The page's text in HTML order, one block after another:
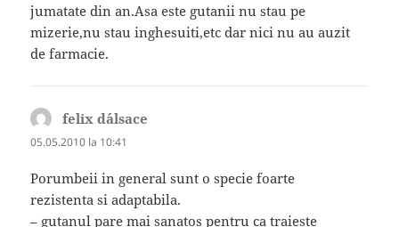
jumatate din an.Asa este gutanii nu stau pe
mizerie,nu stau inghesuiti,etc dar nici nu au auzit
de farmacie.
felix d´alsace
05.05.2010 la 10:41
Porumbeii in general sunt o specie foarte
rezistenta si adaptabila.
– gutanul pare mai sanatos pentru ca traieste